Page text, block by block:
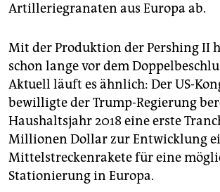
Artilleriegranaten aus Europa ab.
Mit der Produktion der Pershing II
schon lange vor dem
Aktuell läuft es ähnlich: Der US-
bewilligte der Trump-Regierung
Haushaltsjahr 2018 eine erste
Millionen Dollar zur Entwicklung
Mittelstreckenrakete für eine
Stationierung in Europa.